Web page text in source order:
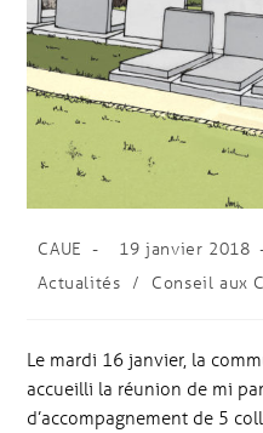
CAUE
19 janvier 2018
Actualités / Conseil aux
Le mardi 16 janvier, la
accueilli la réunion de mi
d’accompagnement de 5